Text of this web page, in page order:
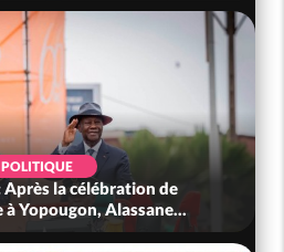
POLITIQUE
la célébration de
Yopougon, Alassane...